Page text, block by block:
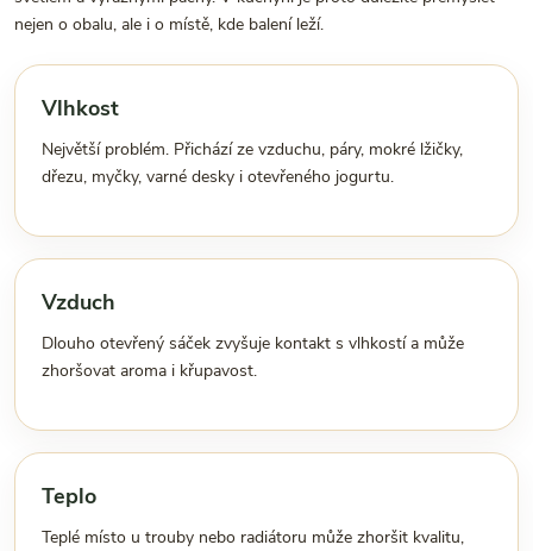
nejen o obalu, ale i o místě, kde balení leží.
Vlhkost
Největší problém. Přichází ze vzduchu, páry, mokré lžičky,
dřezu, myčky, varné desky i otevřeného jogurtu.
Vzduch
Dlouho otevřený sáček zvyšuje kontakt s vlhkostí a může
zhoršovat aroma i křupavost.
Teplo
Teplé místo u trouby nebo radiátoru může zhoršit kvalitu,